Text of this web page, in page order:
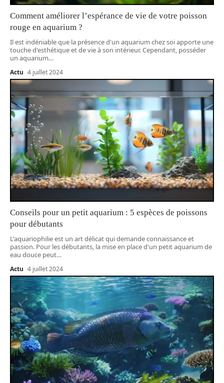
Comment améliorer l’espérance de vie de votre poisson
rouge en aquarium ?
Il est indéniable que la présence d'un aquarium chez soi apporte une
touche d'esthétique et de vie à son intérieur. Cependant, posséder
un aquarium…
Actu 4 juillet 2024
Conseils pour un petit aquarium : 5 espèces de poissons
pour débutants
L'aquariophilie est un art délicat qui demande connaissance et
passion. Pour les débutants, la mise en place d'un petit aquarium de
eau douce peut…
Actu 4 juillet 2024